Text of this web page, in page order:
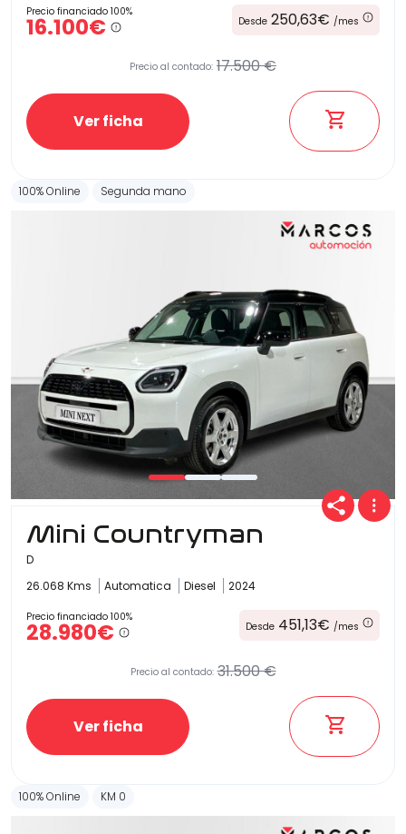
Precio financiado 100%
16.100€ Desde 250,63€ /mes
Precio al contado: 17.500 €
Ver ficha
100% Online Segunda mano
Mini Countryman
D
26.068 Kms
Automatica Diesel 2024
Precio financiado 100%
28.980€ Desde 451,13€ /mes
Precio al contado: 31.500 €
Ver ficha
100% Online KM 0